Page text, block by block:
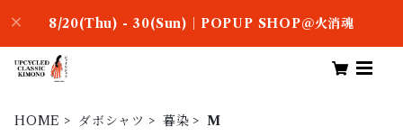
8/20(Thu) - 30(Sun)｜POPUP SHOP＠火消魂
HOME ダボシャツ 暮染 M